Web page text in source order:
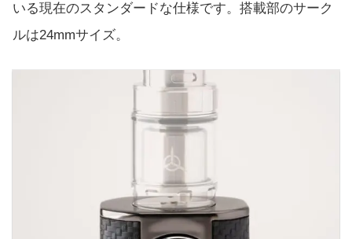
いる現在のスタンダードな仕様です。搭載部のサーク
ルは24mmサイズ。